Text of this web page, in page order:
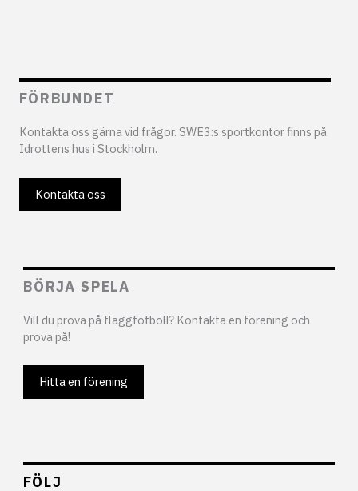
FÖRBUNDET
Kontakta oss gärna vid frågor. SWE3:s sportkontor finns på
Idrottens hus i Stockholm.
Kontakta oss
BÖRJA SPELA
Vill du prova på flaggfotboll? Kontakta en förening och
prova på!
Hitta en förening
FÖLJ